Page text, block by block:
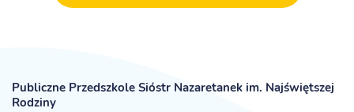
Publiczne Przedszkole Sióstr Nazaretanek im. Najświętszej
Rodziny